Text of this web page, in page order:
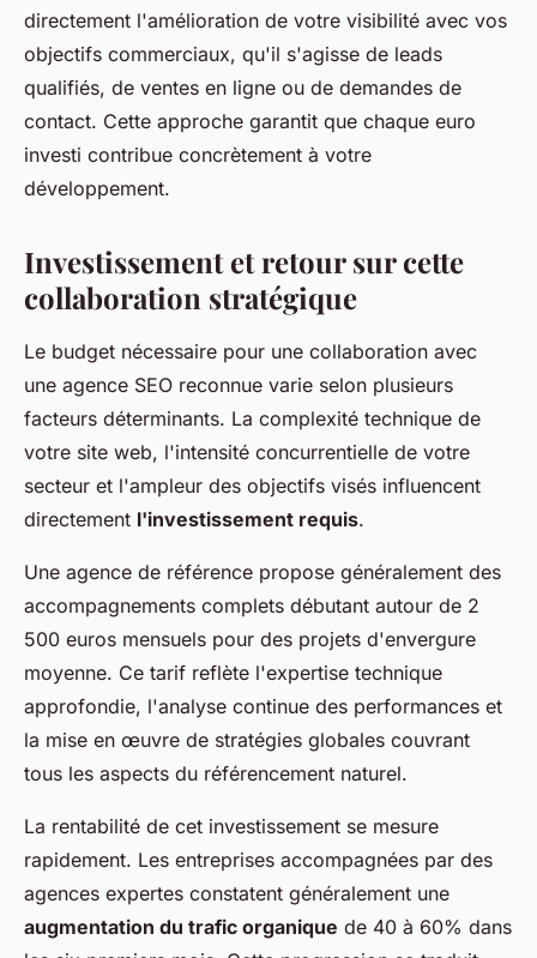
directement l'amélioration de votre visibilité avec vos
objectifs commerciaux, qu'il s'agisse de leads
qualifiés, de ventes en ligne ou de demandes de
contact. Cette approche garantit que chaque euro
investi contribue concrètement à votre
développement.
Investissement et retour sur cette
collaboration stratégique
Le budget nécessaire pour une collaboration avec
une agence SEO reconnue varie selon plusieurs
facteurs déterminants. La complexité technique de
votre site web, l'intensité concurrentielle de votre
secteur et l'ampleur des objectifs visés influencent
directement l'investissement requis.
Une agence de référence propose généralement des
accompagnements complets débutant autour de 2
500 euros mensuels pour des projets d'envergure
moyenne. Ce tarif reflète l'expertise technique
approfondie, l'analyse continue des performances et
la mise en œuvre de stratégies globales couvrant
tous les aspects du référencement naturel.
La rentabilité de cet investissement se mesure
rapidement. Les entreprises accompagnées par des
agences expertes constatent généralement une
augmentation du trafic organique de 40 à 60% dans